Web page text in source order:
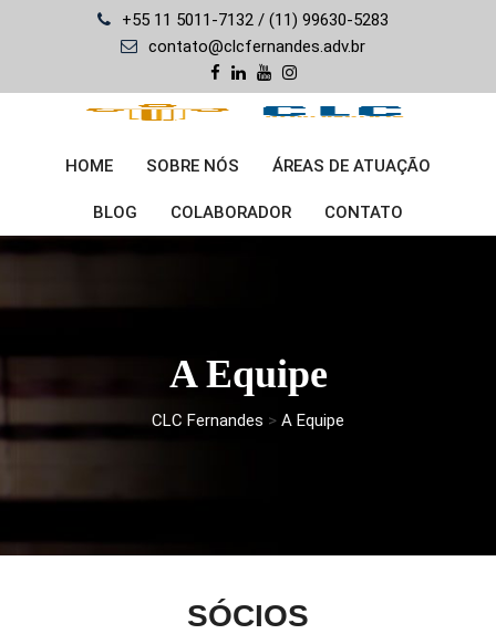
+55 11 5011-7132 / (11) 99630-5283
contato@clcfernandes.adv.br
HOME SOBRE NÓS ÁREAS DE ATUAÇÃO
BLOG COLABORADOR CONTATO
A Equipe
CLC Fernandes > A Equipe
SÓCIOS